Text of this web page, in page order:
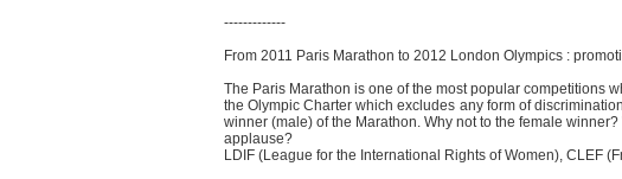
-------------
From 2011 Paris Marathon to 2012 London Olympics :
The Paris Marathon is one of the most popular competitions
the Olympic Charter which excludes any form of
winner (male) of the Marathon. Why not to the female
applause?
LDIF (League for the International Rights of Women), CLEF